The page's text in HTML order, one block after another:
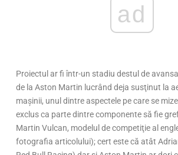
ad
Proiectul ar fi într-un stadiu destul de
de la Aston Martin lucrând deja susţinut la
maşinii, unul dintre aspectele pe care se
exclus ca parte dintre componente să fie
Martin Vulcan, modelul de competiţie al
fotografia articolului); cert este că atât